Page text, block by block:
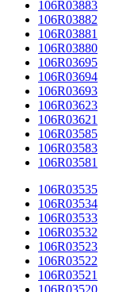
106R03883
106R03882
106R03881
106R03880
106R03695
106R03694
106R03693
106R03623
106R03621
106R03585
106R03583
106R03581
106R03535
106R03534
106R03533
106R03532
106R03523
106R03522
106R03521